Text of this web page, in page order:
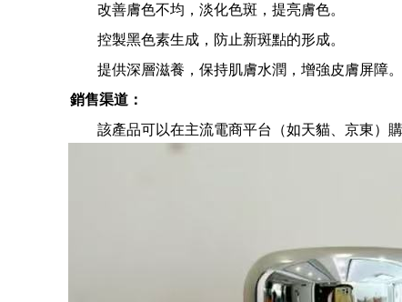
改善膚色不均，淡化色斑，提亮膚色。
控製黑色素生成，防止新斑點的形成。
提供深層滋養，保持肌膚水潤，增強皮膚屏障。
銷售渠道：
該產品可以在主流電商平台（如天貓、京東）